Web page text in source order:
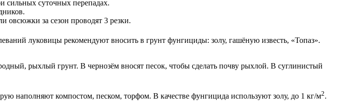
сильных суточных перепадах.
овсюжки за сезон проводят 3 резки.
луковицы рекомендуют вносить в грунт фунгициды: золу, гашёную известь, «Топаз».
рыхлый грунт. В чернозём вносят песок, чтобы сделать почву рыхлой. В суглинистый
наполняют компостом, песком, торфом. В качестве фунгицида используют золу, до 1 кг/м2.